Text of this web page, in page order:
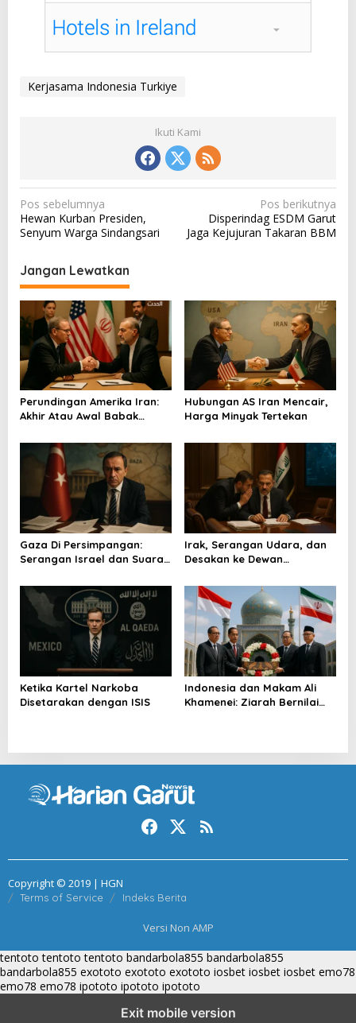
Kerjasama Indonesia Turkiye
Ikuti Kami
N
a
i
g
a
s
i
p
o
s
Pos sebelumnya
Hewan Kurban Presiden,
Senyum Warga Sindangsari
Pos berikutnya
Disperindag ESDM Garut
Jaga Kejujuran Takaran BBM
Jangan Lewatkan
Perundingan Amerika Iran:
Akhir Atau Awal Babak
Hubungan AS Iran Mencair,
Harga Minyak Tertekan
Gaza Di Persimpangan:
Serangan Israel dan Suara
Irak, Serangan Udara, dan
Desakan ke Dewan
Ketika Kartel Narkoba
Disetarakan dengan ISIS
Indonesia dan Makam Ali
Khamenei: Ziarah Bernilai
Copyright © 2019 | HGN
Terms of Service Indeks Berita
Versi Non AMP
tentoto tentoto tentoto bandarbola855 bandarbola855
bandarbola855 exototo exototo exototo iosbet iosbet iosbet emo78
emo78 emo78 ipototo ipototo ipototo
Exit mobile version